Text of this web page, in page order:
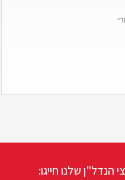
הנדל"ן שלנו חייגו: